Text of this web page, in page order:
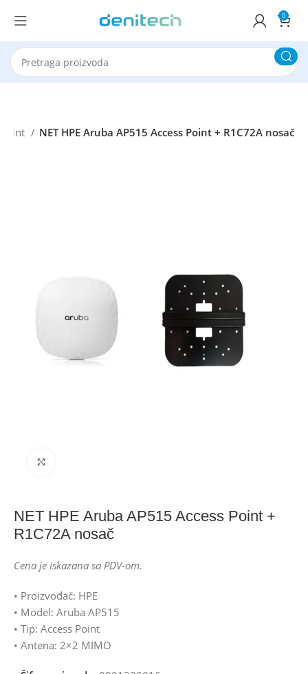
0
NET HPE Aruba AP515 Access Point + R1C72A nosač
NET HPE Aruba AP515 Access Point +
R1C72A nosač
Cena je iskazana sa PDV-om.
• Proizvođač: HPE
• Model: Aruba AP515
• Tip: Access Point
• Antena: 2×2 MIMO